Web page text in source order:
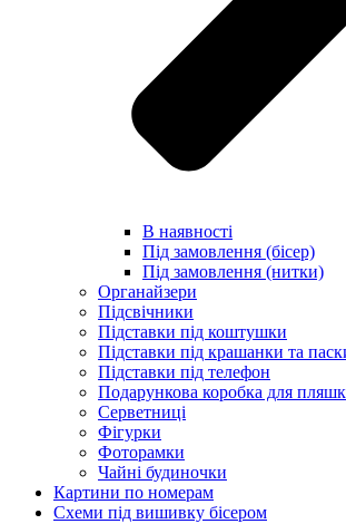
В наявності
Під замовлення (бісер)
Під замовлення (нитки)
Органайзери
Підсвічники
Підставки під коштушки
Підставки під крашанки та
Підставки під телефон
Подарункова коробка для
Серветниці
Фігурки
Фоторамки
Чайні будиночки
Картини по номерам
Схеми під вишивку бісером